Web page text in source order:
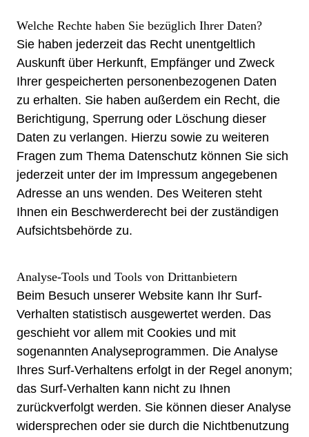
Welche Rechte haben Sie bezüglich Ihrer Daten?
Sie haben jederzeit das Recht unentgeltlich
Auskunft über Herkunft, Empfänger und Zweck
Ihrer gespeicherten personenbezogenen Daten
zu erhalten. Sie haben außerdem ein Recht, die
Berichtigung, Sperrung oder Löschung dieser
Daten zu verlangen. Hierzu sowie zu weiteren
Fragen zum Thema Datenschutz können Sie sich
jederzeit unter der im Impressum angegebenen
Adresse an uns wenden. Des Weiteren steht
Ihnen ein Beschwerderecht bei der zuständigen
Aufsichtsbehörde zu.
Analyse-Tools und Tools von Drittanbietern
Beim Besuch unserer Website kann Ihr Surf-
Verhalten statistisch ausgewertet werden. Das
geschieht vor allem mit Cookies und mit
sogenannten Analyseprogrammen. Die Analyse
Ihres Surf-Verhaltens erfolgt in der Regel anonym;
das Surf-Verhalten kann nicht zu Ihnen
zurückverfolgt werden. Sie können dieser Analyse
widersprechen oder sie durch die Nichtbenutzung